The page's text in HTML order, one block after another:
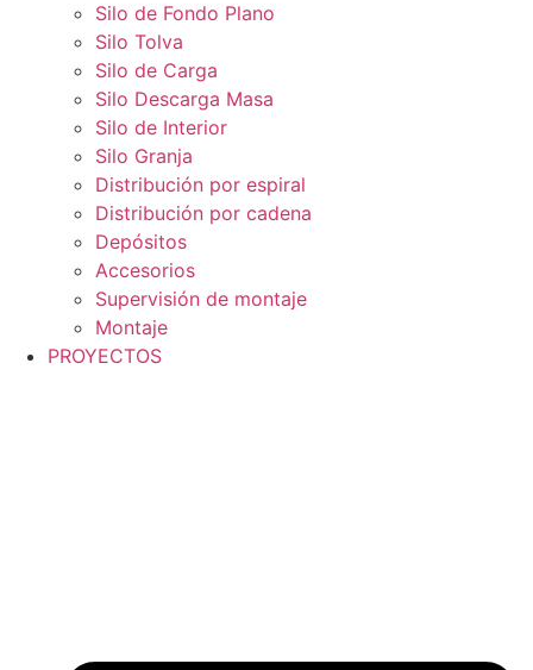
Silo de Fondo Plano
Silo Tolva
Silo de Carga
Silo Descarga Masa
Silo de Interior
Silo Granja
Distribución por espiral
Distribución por cadena
Depósitos
Accesorios
Supervisión de montaje
Montaje
PROYECTOS